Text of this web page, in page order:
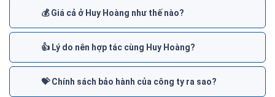
💰 Giá cả ở Huy Hoàng như thế nào?
👍 Lý do nên hợp tác cùng Huy Hoàng?
💝 Chính sách bảo hành của công ty ra sao?